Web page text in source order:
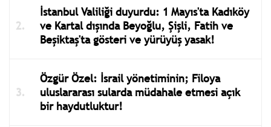
İstanbul Valiliği duyurdu: 1 Mayıs'ta Kadıköy
ve Kartal dışında Beyoğlu, Şişli, Fatih ve
Beşiktaş'ta gösteri ve yürüyüş yasak!
Özgür Özel: İsrail yönetiminin; Filoya
uluslararası sularda müdahale etmesi açık
bir haydutluktur!